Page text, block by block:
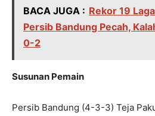
BACA JUGA : Rekor 19
Persib Bandung Pecah,
0-2
Susunan Pemain
Persib Bandung (4-3-3) Teja